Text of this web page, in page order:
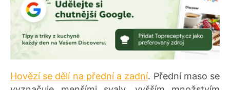
Hovězí se dělí na přední a zadní. Přední maso se